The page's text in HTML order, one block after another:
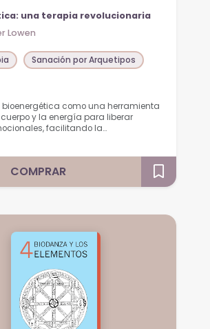
una terapia revolucionaria
Lowen
Sanación por Arquetipos
bioenergética como una herramienta
y la energía para liberar
facilitando la…
COMPRAR